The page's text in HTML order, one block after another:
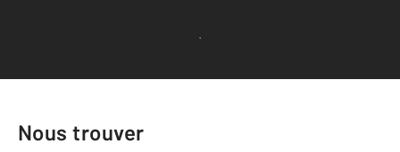
Voir tous les avis clients
Nous trouver